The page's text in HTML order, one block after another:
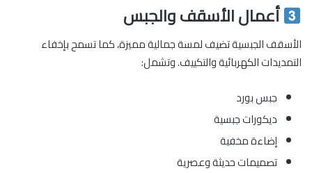
أعمال الأسقف والجبس
الأسقف الجبسية تضيف لمسة جمالية مميزة، كما تسمح بإخفاء
التمديدات الكهربائية والتكييف. وتشمل:
جبس بورد
ديكورات جبسية
إضاءة مخفية
تصميمات حديثة وعصرية